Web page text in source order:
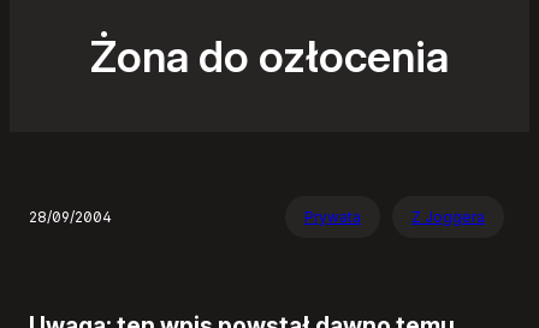
Żona do ozłocenia
28/09/2004 Prywata Z Joggera